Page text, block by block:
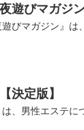
遊びマガジ
遊びマガジン』
決定版】
は、男性エステ